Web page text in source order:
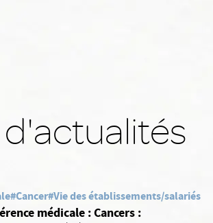
d'actualités
#Cancer#Vie des établissements/salariés
médicale : Cancers :